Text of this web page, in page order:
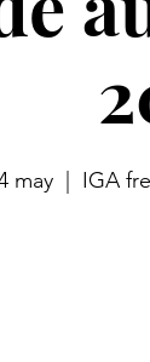
may IGA